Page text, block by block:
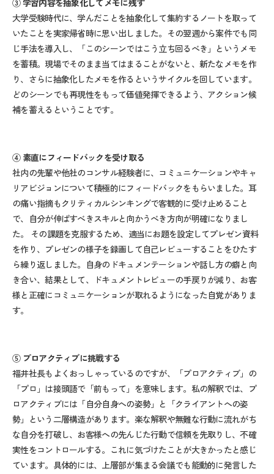
大学受験時代に、学んだことを抽象化して集約するノートを取って
いたことを実家帰省時に思い出しました。その翌週から案件でも同
じ手法を導入し、「このシーンではこう立ち回るべき」というメモ
を蓄積。現場でそのまま当てはまることがないと、新たなメモを作
り、さらに抽象化したメモを作るというサイクルを回しています。
どのシーンでも再現性をもって価値発揮できるよう、アクション候
補を蓄えるということです。
④ 素直にフィードバックを受け取る
社内の先輩や他社のコンサル経験者に、コミュニケーションやキャ
リアビジョンについて積極的にフィードバックをもらいました。耳
の痛い指摘もクリティカルシンキングで客観的に受け止めること
で、自分が伸ばすべきスキルと向かうべき方向が明確になりまし
た。 その課題を克服するため、適当にお題を設定してプレゼン資料
を作り、プレゼンの様子を録画して自己レビューすることをひたす
ら繰り返しました。自身のドキュメンテーションや話し方の癖と向
き合い、結果として、ドキュメントレビューの手戻りが減り、お客
様と正確にコミュニケーションが取れるようになった自覚がありま
す。
⑤ プロアクティブに挑戦する
福井社長もよくおっしゃっているのですが、「プロアクティブ」の
「プロ」は接頭語で「前もって」を意味します。私の解釈では、プ
ロアクティブには「自分自身への姿勢」と「クライアントへの姿
勢」という二層構造があります。楽な解釈や無難な行動に流れがち
な自分を打破し、お客様への先んじた行動で信頼を先取りし、不確
実性をコントロールする。これに気づけたことが大きかったと感じ
ています。具体的には、上層部が集まる会議でも能動的に発言した